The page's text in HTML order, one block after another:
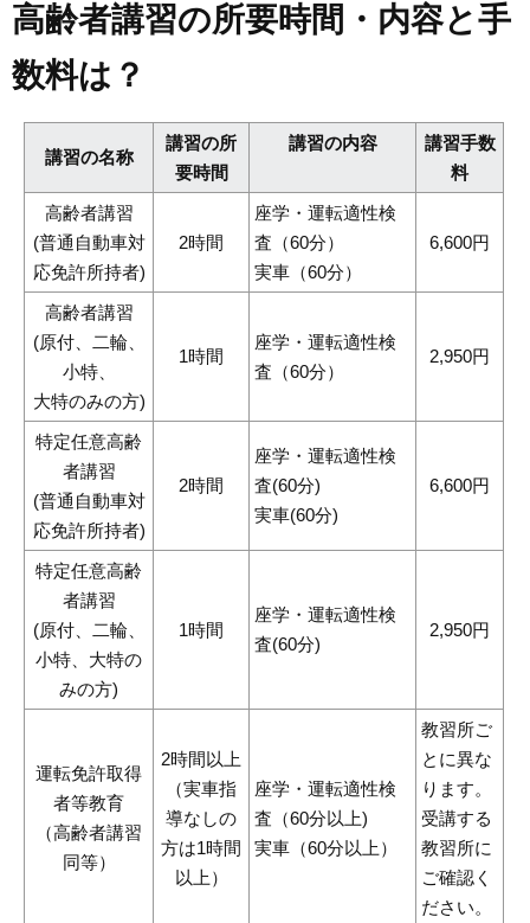
高齢者講習の所要時間・内容と手
数料は？
講習の名称
講習の所
要時間
講習の内容
講習手数
料
高齢者講習
(普通自動車対
応免許所持者)
2時間
座学・運転適性検
査（60分）
実車（60分）
6,600円
高齢者講習
(原付、二輪、
小特、
大特のみの方)
1時間
座学・運転適性検
査（60分）
2,950円
特定任意高齢
者講習
(普通自動車対
応免許所持者)
2時間
座学・運転適性検
査(60分)
実車(60分)
6,600円
特定任意高齢
者講習
(原付、二輪、
小特、大特の
みの方)
1時間
座学・運転適性検
査(60分)
2,950円
運転免許取得
者等教育
（高齢者講習
同等）
2時間以上
（実車指
導なしの
方は1時間
以上）
座学・運転適性検
査（60分以上)
実車（60分以上）
教習所ご
とに異な
ります。
受講する
教習所に
ご確認く
ださい。